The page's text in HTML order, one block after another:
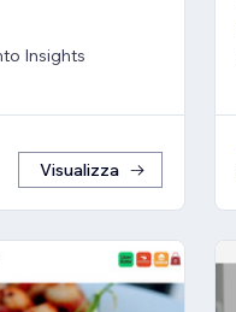
Insights
Visualizza